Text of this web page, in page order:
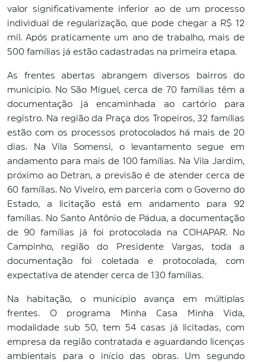
valor significativamente inferior ao de um processo
individual de regularização, que pode chegar a R$ 12
mil. Após praticamente um ano de trabalho, mais de
500 famílias já estão cadastradas na primeira etapa.
As frentes abertas abrangem diversos bairros do
município. No São Miguel, cerca de 70 famílias têm a
documentação já encaminhada ao cartório para
registro. Na região da Praça dos Tropeiros, 32 famílias
estão com os processos protocolados há mais de 20
dias. Na Vila Somensi, o levantamento segue em
andamento para mais de 100 famílias. Na Vila Jardim,
próximo ao Detran, a previsão é de atender cerca de
60 famílias. No Viveiro, em parceria com o Governo do
Estado, a licitação está em andamento para 92
famílias. No Santo Antônio de Pádua, a documentação
de 90 famílias já foi protocolada na COHAPAR. No
Campinho, região do Presidente Vargas, toda a
documentação foi coletada e protocolada, com
expectativa de atender cerca de 130 famílias.
Na habitação, o município avança em múltiplas
frentes. O programa Minha Casa Minha Vida,
modalidade sub 50, tem 54 casas já licitadas, com
empresa da região contratada e aguardando licenças
ambientais para o início das obras. Um segundo